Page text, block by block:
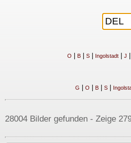
O B| S| Ingolstadt| J
G O B| S|
28004 Bilder gefunden - Zeige